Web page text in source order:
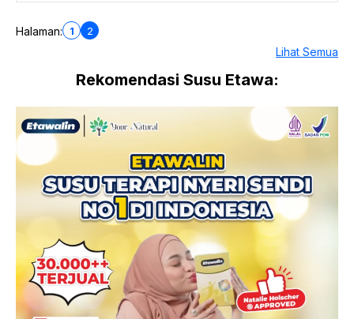
Halaman: 1 2
Lihat Semua
Rekomendasi Susu Etawa: